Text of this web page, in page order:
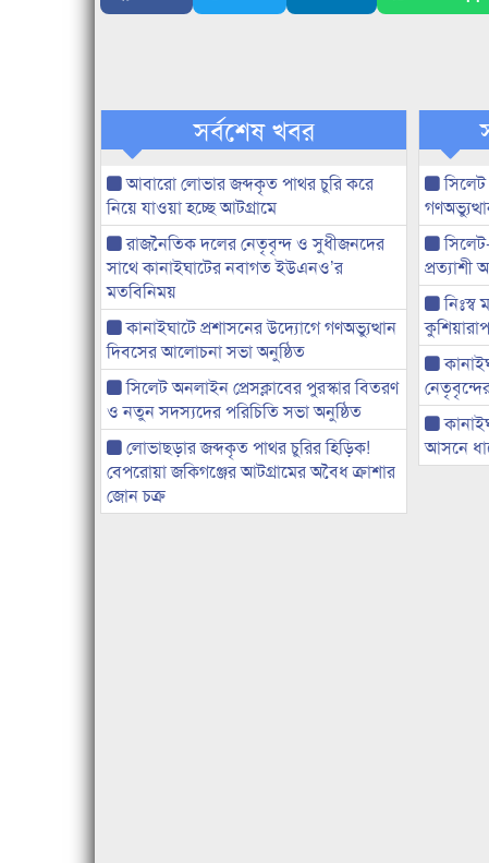
সর্বশেষ খবর
আবারো লোভার জব্দকৃত পাথর চুরি করে
নিয়ে যাওয়া হচ্ছে আটগ্রামে
রাজনৈতিক দলের নেতৃবৃন্দ ও সুধীজনদের
সাথে কানাইঘাটের নবাগত ইউএনও’র
মতবিনিময়
কানাইঘাটে প্রশাসনের উদ্যোগে গণঅভ্যুত্থান
দিবসের আলোচনা সভা অনুষ্ঠিত
সিলেট অনলাইন প্রেসক্লাবের পুরস্কার বিতরণ
ও নতুন সদস্যদের পরিচিতি সভা অনুষ্ঠিত
লোভাছড়ার জব্দকৃত পাথর চুরির হিড়িক!
বেপরোয়া জকিগঞ্জের আটগ্রামের অবৈধ ক্রাশার
জোন চক্র
নিঃস্ব
আসনে